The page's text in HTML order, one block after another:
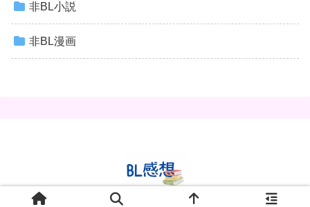
非BL小説
非BL漫画
© 2020 BL感想✿.